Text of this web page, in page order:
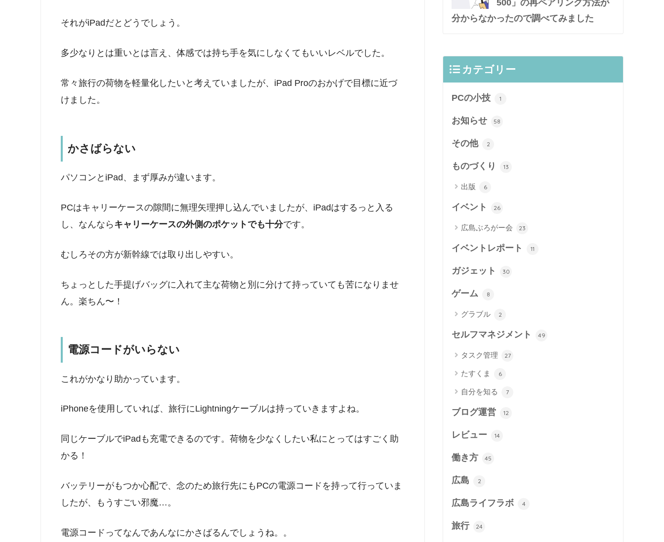
それがiPadだとどうでしょう。
多少なりとは重いとは言え、体感では持ち手を気にしなくてもいいレベルでした。
常々旅行の荷物を軽量化したいと考えていましたが、iPad Proのおかげで目標に近づ
けました。
かさばらない
パソコンとiPad、まず厚みが違います。
PCはキャリーケースの隙間に無理矢理押し込んでいましたが、iPadはするっと入る
し、なんなら キャリーケースの外側のポケットでも十分です。
むしろその方が新幹線では取り出しやすい。
ちょっとした手提げバッグに入れて主な荷物と別に分けて持っていても苦になりませ
ん。楽ちん〜！
電源コードがいらない
これがかなり助かっています。
iPhoneを使用していれば、旅行にLightningケーブルは持っていきますよね。
同じケーブルでiPadも充電できるのです。荷物を少なくしたい私にとってはすごく助
かる！
バッテリーがもつか心配で、念のため旅行先にもPCの電源コードを持って行っていま
したが、もうすごい邪魔…。
電源コードってなんであんなにかさばるんでしょうね。。
500」の再ペアリング方法が
分からなかったので調べてみました
カテゴリー
PCの小技 1
お知らせ 58
その他 2
ものづくり 13
出版 6
イベント 26
広島ぶろがー会 23
イベントレポート 11
ガジェット 30
ゲーム 8
グラブル 2
セルフマネジメント 49
タスク管理 27
たすくま 6
自分を知る 7
ブログ運営 12
レビュー 14
働き方 45
広島 2
広島ライフラボ 4
旅行 24